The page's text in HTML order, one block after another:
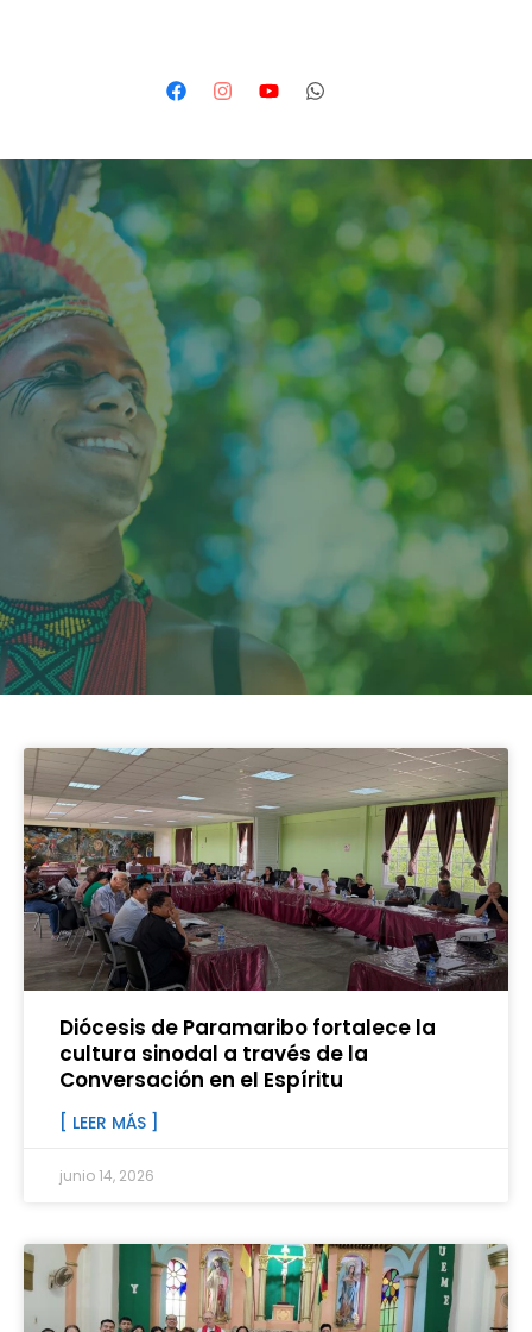
Diócesis de Paramaribo fortalece la
cultura sinodal a través de la
Conversación en el Espíritu
[ LEER MÁS ]
junio 14, 2026